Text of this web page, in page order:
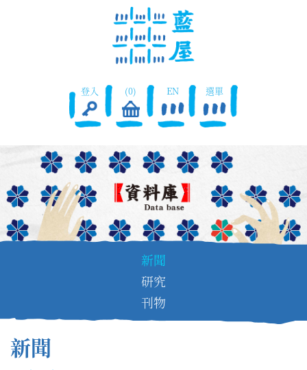
登入 (0) EN 選單
新聞
研究
刊物
新聞